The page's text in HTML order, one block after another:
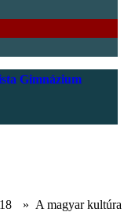
Gimnázium
» A magyar kultúra